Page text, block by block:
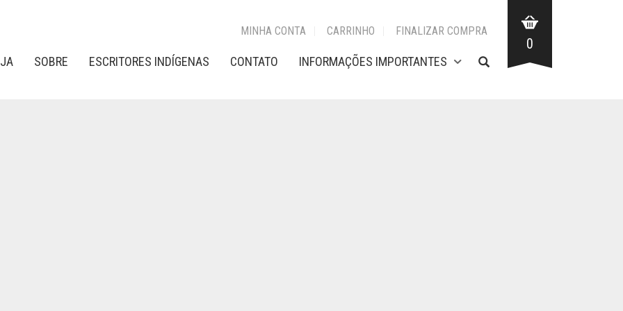
MINHA CONTA CARRINHO FINALIZAR COMPRA
SOBRE ESCRITORES INDÍGENAS CONTATO INFORMAÇÕES IMPORTANTES
0